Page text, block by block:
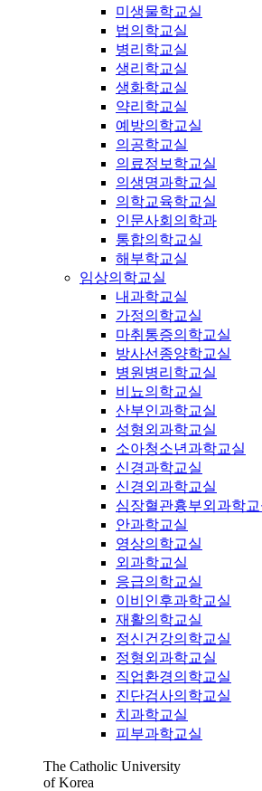
미생물학교실
법의학교실
병리학교실
생리학교실
생화학교실
약리학교실
예방의학교실
의공학교실
의료정보학교실
의생명과학교실
의학교육학교실
인문사회의학과
통합의학교실
해부학교실
임상의학교실
내과학교실
가정의학교실
마취통증의학교실
방사선종양학교실
병원병리학교실
비뇨의학교실
산부인과학교실
성형외과학교실
소아청소년과학교실
신경과학교실
신경외과학교실
심장혈관흉부외과학교
안과학교실
영상의학교실
외과학교실
응급의학교실
이비인후과학교실
재활의학교실
정신건강의학교실
정형외과학교실
직업환경의학교실
진단검사의학교실
치과학교실
피부과학교실
The Catholic University
of Korea